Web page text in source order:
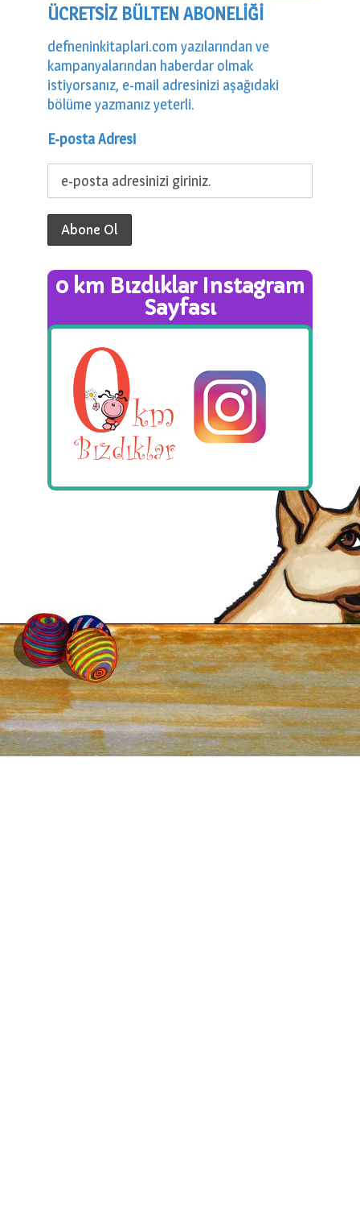
ÜCRETSİZ BÜLTEN ABONELİĞİ
defneninkitaplari.com yazılarından ve
kampanyalarından haberdar olmak
istiyorsanız, e-mail adresinizi aşağıdaki
bölüme yazmanız yeterli.
E-posta Adresi
0 km Bızdıklar Instagram
Sayfası